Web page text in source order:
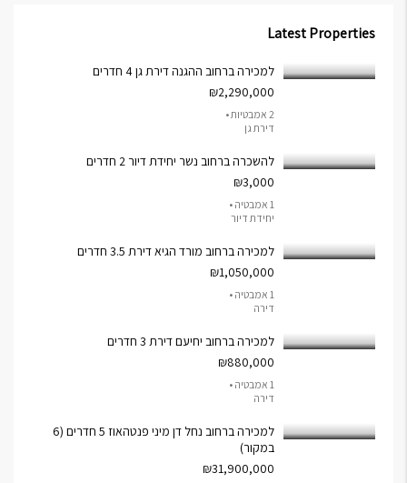
Latest Properties
למכירה ברחוב ההגנה דירת גן 4 חדרים
₪2,290,000
2 אמבטיות •
דירת גן
להשכרה ברחוב נשר יחידת דיור 2 חדרים
₪3,000
1 אמבטיה •
יחידת דיור
למכירה ברחוב מורד הגיא דירת 3.5 חדרים
₪1,050,000
1 אמבטיה •
דירה
למכירה ברחוב יחיעם דירת 3 חדרים
₪880,000
1 אמבטיה •
דירה
למכירה ברחוב נחל דן מיני פנטהאוז 5 חדרים (6
במקור)
₪31,900,000